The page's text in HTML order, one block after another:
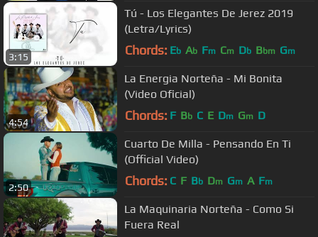
3:15
Tú - Los Elegantes De Jerez 2019
(Letra/Lyrics)
Chords: Eb Ab Fm Cm Db Bbm Gm
4:54
La Energia Norteña - Mi Bonita
(Video Oficial)
Chords: F Bb C E Dm Gm D
2:50
Cuarto De Milla - Pensando En Ti
(Official Video)
Chords: C F Bb Dm Gm A Fm
La Maquinaria Norteña - Como Si
Fuera Real